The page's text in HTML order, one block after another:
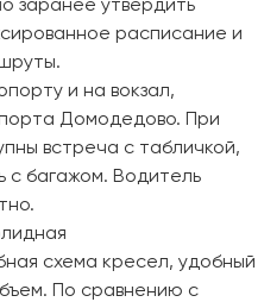
расписание и
и на вокзал,
Домодедово. При
встреча с табличкой,
багажом. Водитель
схема кресел, удобный
По сравнению с